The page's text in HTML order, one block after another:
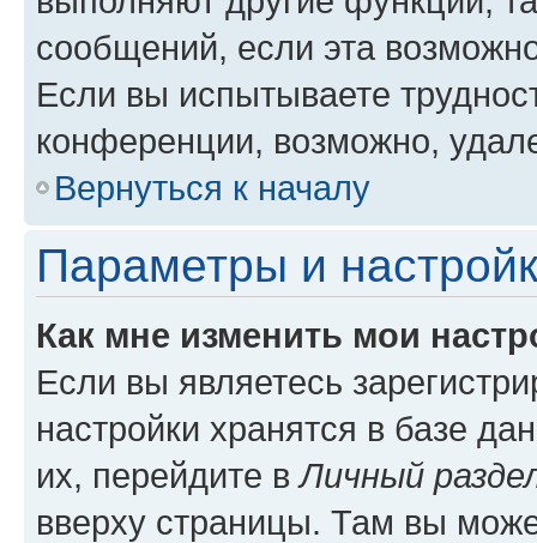
сообщений, если эта
Если вы испытываете
конференции, возможно,
Вернуться к началу
Параметры и
Как мне изменить мои
Если вы являетесь
настройки хранятся в базе
их, перейдите вЛичный
вверху страницы. Там вы